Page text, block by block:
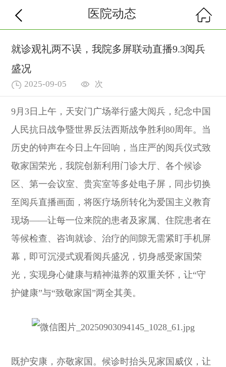
医院动态
就诊观礼两不误，我院多屏联动直播9.3阅兵
盛况
2025-09-05 次
9月3日上午，天安门广场举行盛大阅兵，纪念中国
人民抗日战争暨世界反法西斯战争胜利80周年。当
历史的钟声在今日上午回响，当庄严的阅兵仪式致
敬家国荣光，我院创新利用门诊大厅、各个候诊
区、第一会议室、贵宾室等多处电子屏，同步切换
至阅兵直播画面，将医疗场所转化为爱国主义教育
现场——让每一位来院的患者及家属、住院患者在
等候检查、咨询就诊、治疗的间隙无需紧盯手机屏
幕，即可沉浸式观看阅兵盛况，切身感受家国荣
光，实现身心健康与精神滋养的双重关怀，让“守
护健康”与“致敬家国”两全其美。
既护安康，亦敬家国。候诊时抬头见家国威仪，让